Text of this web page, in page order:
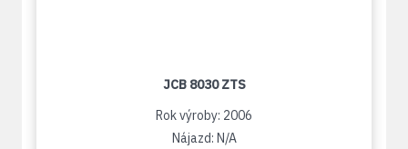
JCB 8030 ZTS
Rok výroby: 2006
Nájazd: N/A